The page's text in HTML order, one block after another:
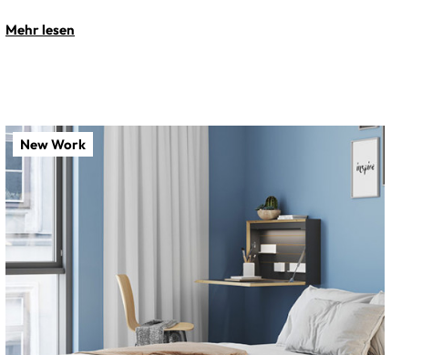
Mehr lesen
New Work